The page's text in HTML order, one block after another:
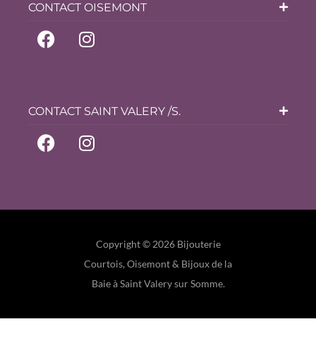
CONTACT OISEMONT
CONTACT SAINT VALERY /S.
Copyright © 2026 Bijouterie
Courtois, Oisemont & Bijoux de la
Baie à Saint Valery sur Somme.